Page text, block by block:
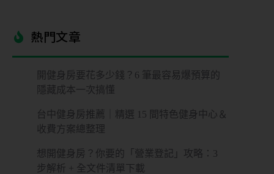
熱門文章​
開健身房要花多少錢？6 筆最容易爆預算的
隱藏成本一次搞懂
台中健身房推薦｜精選 15 間特色健身中心＆
收費方案總整理
想開健身房？你要的「營業登記」攻略：3
步解析 + 全文件清單下載